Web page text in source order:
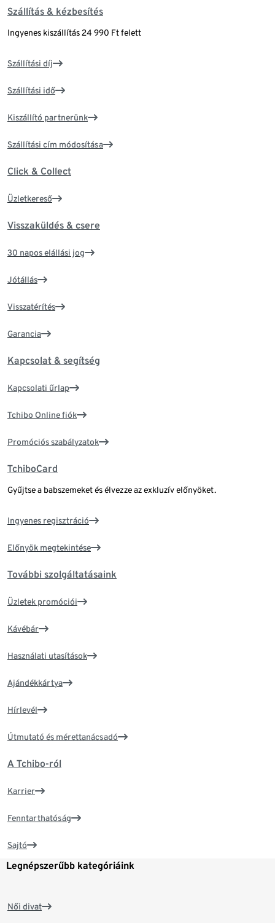
Szállítás & kézbesítés
Ingyenes kiszállítás 24 990 Ft felett
Szállítási díj
Szállítási idő
Kiszállító partnerünk
Szállítási cím módosítása
Click & Collect
Üzletkereső
Visszaküldés & csere
30 napos elállási jog
Jótállás
Visszatérítés
Garancia
Kapcsolat & segítség
Kapcsolati űrlap
Tchibo Online fiók
Promóciós szabályzatok
TchiboCard
Gyűjtse a babszemeket és élvezze az exkluzív előnyöket.
Ingyenes regisztráció
Előnyök megtekintése
További szolgáltatásaink
Üzletek promóciói
Kávébár
Használati utasítások
Ajándékkártya
Hírlevél
Útmutató és mérettanácsadó
A Tchibo-ról
Karrier
Fenntarthatóság
Sajtó
Legnépszerűbb kategóriáink
Női divat